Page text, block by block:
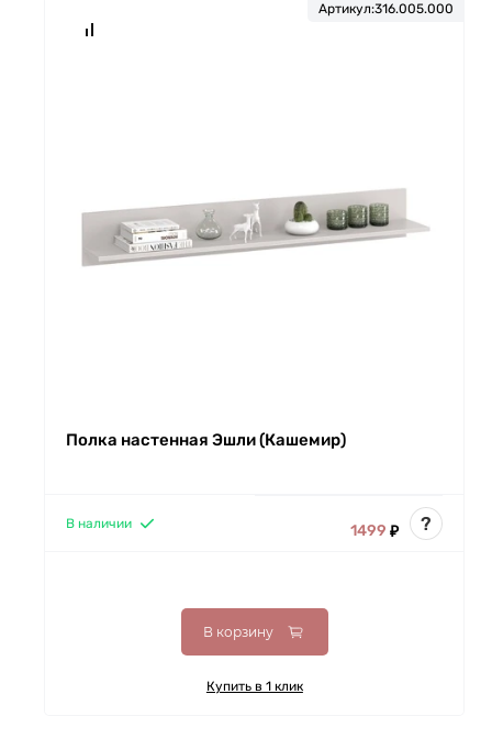
Артикул:316.005.000
Полка настенная Эшли (Кашемир)
1499 ₽ ?
В наличии
В корзину
Купить в 1 клик